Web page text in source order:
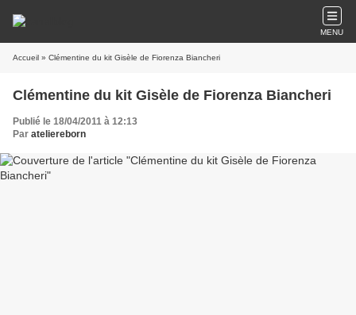
MENU
Accueil » Clémentine du kit Gisèle de Fiorenza Biancheri
Clémentine du kit Gisèle de Fiorenza Biancheri
Publié le 18/04/2011 à 12:13
Par ateliereborn